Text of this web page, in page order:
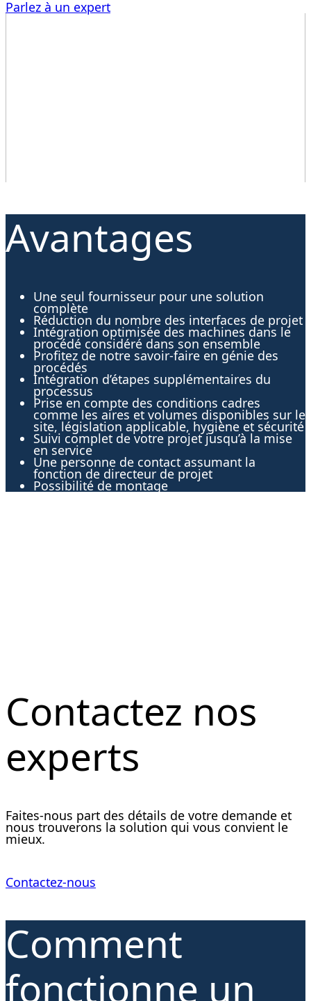
Parlez à un expert
Avantages
Une seul fournisseur pour une solution
complète
Réduction du nombre des interfaces de projet
Intégration optimisée des machines dans le
procédé considéré dans son ensemble
Profitez de notre savoir-faire en génie des
procédés
Intégration d’étapes supplémentaires du
processus
Prise en compte des conditions cadres
comme les aires et volumes disponibles sur le
site, législation applicable, hygiène et sécurité
Suivi complet de votre projet jusqu’à la mise
en service
Une personne de contact assumant la
fonction de directeur de projet
Possibilité de montage
Contactez nos
experts
Faites-nous part des détails de votre demande et
nous trouverons la solution qui vous convient le
mieux.
Contactez-nous
Comment
fonctionne un